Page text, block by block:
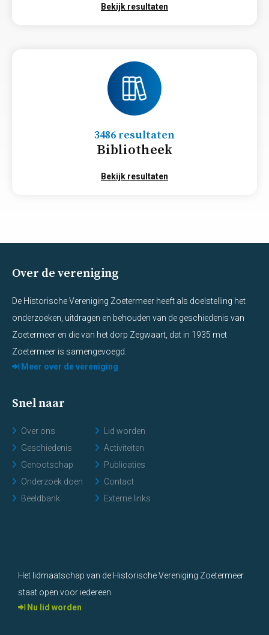
3486 resultaten
Bibliotheek
Bekijk resultaten
Bekijk resultaten
Over de vereniging
De Historische Vereniging Zoetermeer heeft als doelstelling het
onderzoeken, uitdragen en behouden van de geschiedenis van
Zoetermeer en die van het dorp Zegwaart, dat in 1935 met
Zoetermeer is samengevoegd.
Meer over de vereniging
Snel naar
Over ons
Geschiedenis
Genootschap
Onderzoek doen
Beeldbank
Lid worden
Activiteiten
Publicaties
Contact
Externe links
Het lidmaatschap van de Historische Vereniging Zoetermeer
staat open voor iedereen.
Nu lid worden